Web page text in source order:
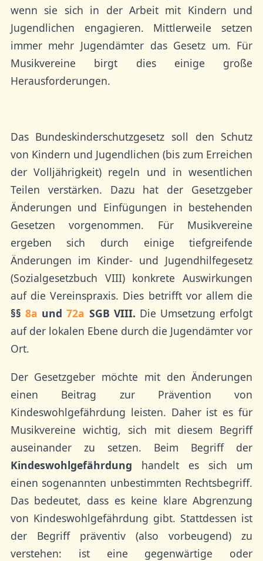
wenn sie sich in der Arbeit mit Kindern und
Jugendlichen engagieren. Mittlerweile setzen
immer mehr Jugendämter das Gesetz um. Für
Musikvereine birgt dies einige große
Herausforderungen.
Das Bundeskinderschutzgesetz soll den Schutz
von Kindern und Jugendlichen (bis zum Erreichen
der Volljährigkeit) regeln und in wesentlichen
Teilen verstärken. Dazu hat der Gesetzgeber
Änderungen und Einfügungen in bestehenden
Gesetzen vorgenommen. Für Musikvereine
ergeben sich durch einige tiefgreifende
Änderungen im Kinder- und Jugendhilfegesetz
(Sozialgesetzbuch VIII) konkrete Auswirkungen
auf die Vereinspraxis. Dies betrifft vor allem die
§§ 8a und72a SGB VIII. Die Umsetzung erfolgt
auf der lokalen Ebene durch die Jugendämter vor
Ort.
Der Gesetzgeber möchte mit den Änderungen
einen Beitrag zur Prävention von
Kindeswohlgefährdung leisten. Daher ist es für
Musikvereine wichtig, sich mit diesem Begriff
auseinander zu setzen. Beim Begriff der
Kindeswohlgefährdung handelt es sich um
einen sogenannten unbestimmten Rechtsbegriff.
Das bedeutet, dass es keine klare Abgrenzung
von Kindeswohlgefährdung gibt. Stattdessen ist
der Begriff präventiv (also vorbeugend) zu
verstehen: ist eine gegenwärtige oder